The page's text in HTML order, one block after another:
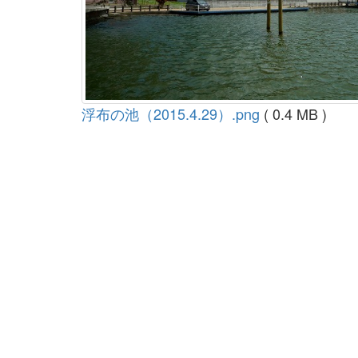
浮布の池（2015.4.29）.png ( 0.4 MB )